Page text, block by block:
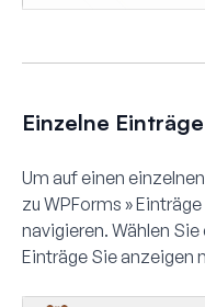
Einzelne
Um auf einen
zu WPForms » Einträge
navigieren. Wählen
Einträge Sie anzeigen